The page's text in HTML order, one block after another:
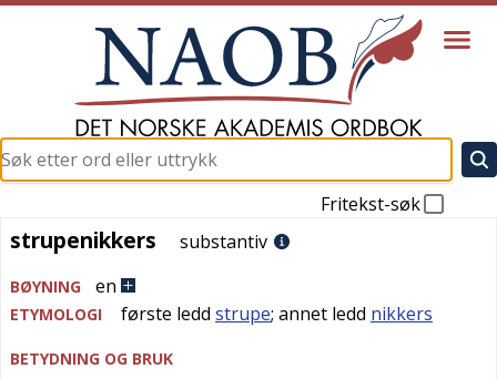
Fritekst-søk
strupenikkers
strupenikkers substantiv
BØYNING en
ETYMOLOGI første ledd strupe; annet ledd nikkers
BETYDNING OG BRUK